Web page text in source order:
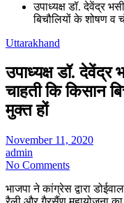
उपाध्यक्ष डॉ. देवेंद्र
बिचौलियों के शोषण व
Uttarakhand
उपाध्यक्ष डॉ.
चाहती कि किसान
मुक्त हों
November 11, 2020
admin
No Comments
भाजपा ने कांग्रेस द्वारा